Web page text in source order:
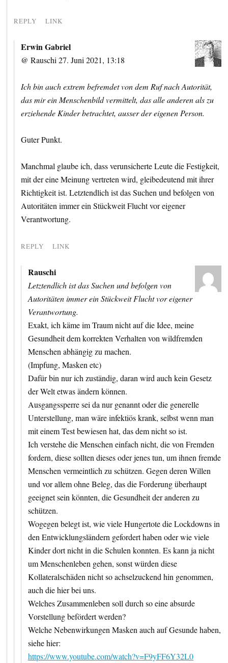
REPLY LINK
Erwin Gabriel
@ Rauschi 27. Juni 2021, 13:18
Ich bin auch extrem befremdet von dem Ruf nach Autorität,
das mir ein Menschenbild vermittelt, das alle anderen als zu
erziehende Kinder betrachtet, ausser der eigenen Person.
Guter Punkt.
Manchmal glaube ich, dass verunsicherte Leute die Festigkeit,
mit der eine Meinung vertreten wird, gleibedeutend mit ihrer
Richtigkeit ist. Letztendlich ist das Suchen und befolgen von
Autoritäten immer ein Stückweit Flucht vor eigener
Verantwortung.
REPLY LINK
Rauschi
Letztendlich ist das Suchen und befolgen von
Autoritäten immer ein Stückweit Flucht vor eigener
Verantwortung.
Exakt, ich käme im Traum nicht auf die Idee, meine
Gesundheit dem korrekten Verhalten von wildfremden
Menschen abhängig zu machen.
(Impfung, Masken etc)
Dafür bin nur ich zuständig, daran wird auch kein Gesetz
der Welt etwas ändern können.
Ausgangssperre sei da nur genannt oder die generelle
Unterstellung, man wäre infektiös krank, selbst wenn man
mit einem Test bewiesen hat, das dem nicht so ist.
Ich verstehe die Menschen einfach nicht, die von Fremden
fordern, diese sollten dieses oder jenes tun, um ihnen fremde
Menschen vermeintlich zu schützen. Gegen deren Willen
und vor allem ohne Beleg, das die Forderung überhaupt
geeignet sein könnten, die Gesundheit der anderen zu
schützen.
Wogegen belegt ist, wie viele Hungertote die Lockdowns in
den Entwicklungsländern gefordert haben oder wie viele
Kinder dort nicht in die Schulen konnten. Es kann ja nicht
um Menschenleben gehen, sonst würden diese
Kollateralschäden nicht so achselzuckend hin genommen,
auch die hier bei uns.
Welches Zusammenleben soll durch so eine absurde
Vorstellung befördert werden?
Welche Nebenwirkungen Masken auch auf Gesunde haben,
siehe hier:
https://www.youtube.com/watch?v=F9yFF6Y32L0